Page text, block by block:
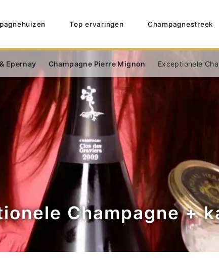
Top ervaringen Champagnestreek
Epernay Champagne Pierre Mignon Exceptionele
Champagne +